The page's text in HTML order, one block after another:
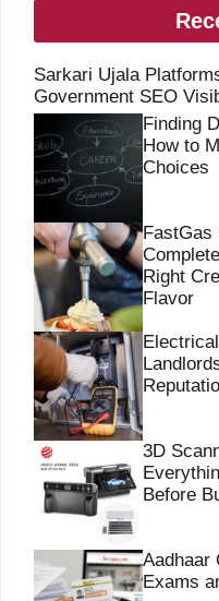
Sarkari Ujala
Government SEO
Finding
How to
Choices
FastGas
Right
Flavor
3D
Before
Aadhaar
Exams